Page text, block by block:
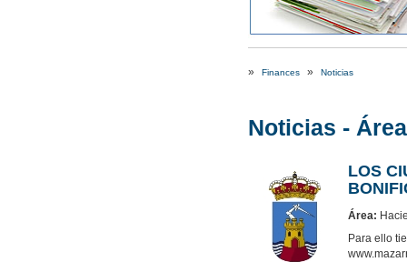
» Finances » Noticias
Noticias -
LOS
Área:
Para ello